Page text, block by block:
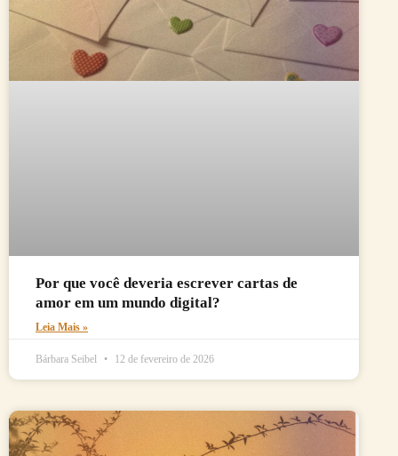
Por que você deveria escrever cartas de
amor em um mundo digital?
Leia Mais »
Bárbara Seibel 12 de fevereiro de 2026